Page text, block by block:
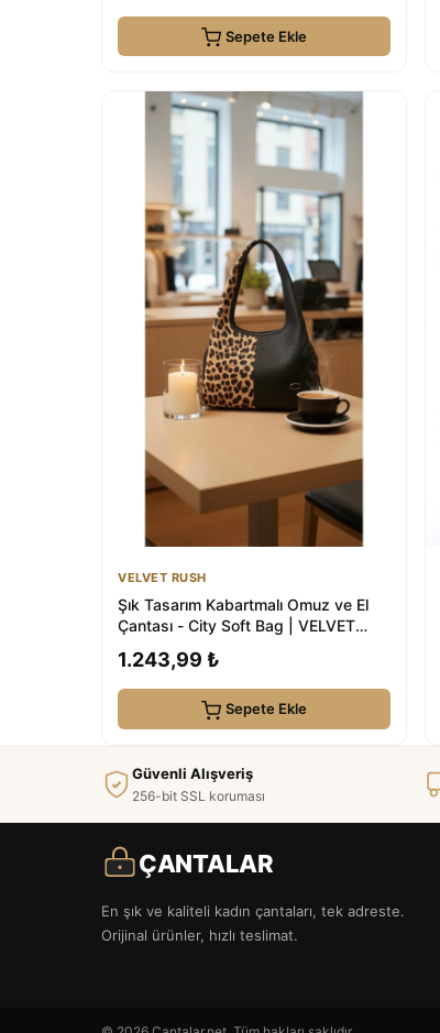
Sepete Ekle
VELVET RUSH
Şık Tasarım Kabartmalı Omuz ve El
Çantası - City Soft Bag | VELVET
RUSH
1.243,99 ₺
Sepete Ekle
Güvenli Alışveriş
256-bit SSL koruması
ÇANTALAR
En şık ve kaliteli kadın çantaları, tek adreste.
Orijinal ürünler, hızlı teslimat.